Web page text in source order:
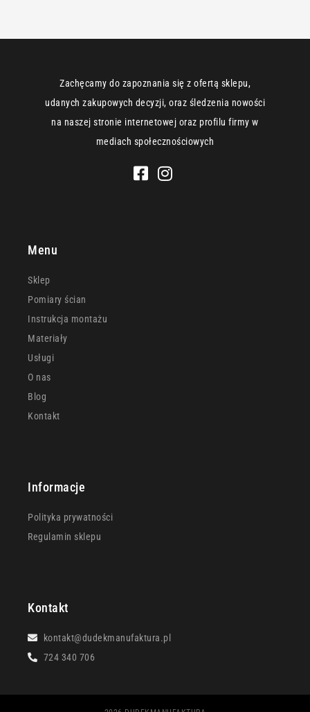
Zachęcamy do zapoznania się z ofertą sklepu,
udanych zakupowych decyzji, oraz śledzenia nowości
na naszej stronie internetowej oraz profilu firmy w
mediach społecznościowych
Kontakt
kontakt@dudekmanufaktura.pl
724 340 706
Informacje
Polityka prywatności
Regulamin sklepu
Menu
Sklep
Pomiary ścian
Instrukcja montażu
Materiały
Usługi
O nas
Blog
Kontakt